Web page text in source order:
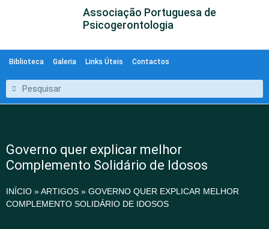
Associação Portuguesa de
Psicogerontologia
Biblioteca Galeria Links Úteis Contactos
Governo quer explicar melhor
Complemento Solidário de Idosos
INÍCIO »ARTIGOS » GOVERNO QUER EXPLICAR MELHOR
COMPLEMENTO SOLIDÁRIO DE IDOSOS